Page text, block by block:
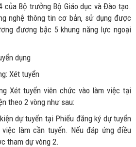
của Bộ trưởng Bộ Giáo dục và Đào tạo.
nghệ thông tin cơ bản, sử dụng được
đương bậc 5 khung năng lực ngoại
dụng
Xét tuyển
Xét tuyển viên chức vào làm việc tại
theo 2 vòng như sau:
dự tuyển tại Phiếu đăng ký dự tuyển
làm cần tuyển. Nếu đáp ứng điều
tham dự vòng 2.